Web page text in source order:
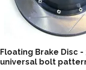
Floating Brake Disc -
universal bolt